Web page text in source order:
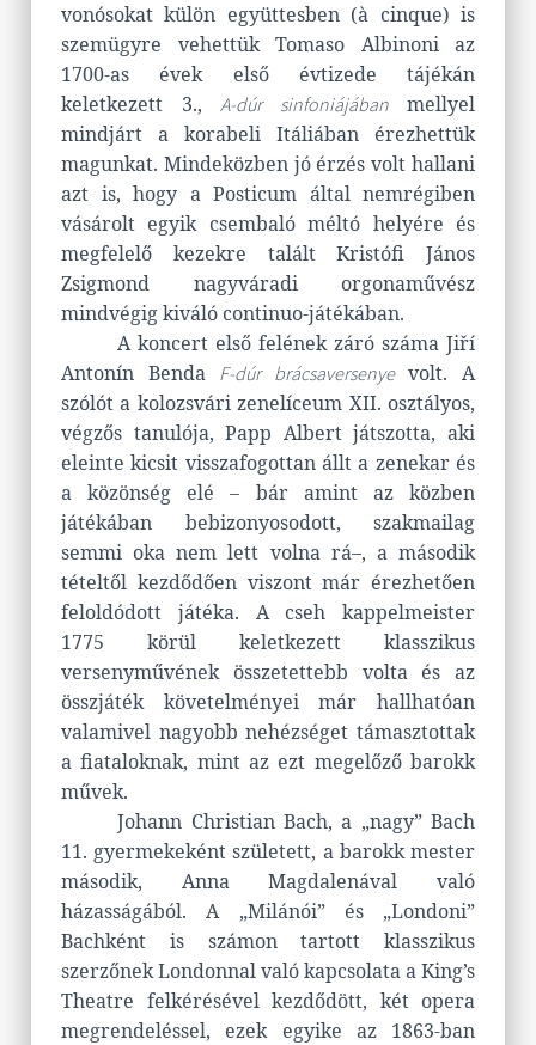
vonósokat külön együttesben (à cinque) is
szemügyre vehettük Tomaso Albinoni az
1700-as évek első évtizede tájékán
keletkezett 3., A-dúr sinfoniájábanmellyel
mindjárt a korabeli Itáliában érezhettük
magunkat. Mindeközben jó érzés volt hallani
azt is, hogy a Posticum által nemrégiben
vásárolt egyik csembaló méltó helyére és
megfelelő kezekre talált Kristófi János
Zsigmond nagyváradi orgonaművész
mindvégig kiváló continuo-játékában.
A koncert első felének záró száma Jiří
Antonín Benda F-dúr brácsaversenyevolt. A
szólót a kolozsvári zenelíceum XII. osztályos,
végzős tanulója, Papp Albert játszotta, aki
eleinte kicsit visszafogottan állt a zenekar és
a közönség elé – bár amint az közben
játékában bebizonyosodott, szakmailag
semmi oka nem lett volna rá–, a második
tételtől kezdődően viszont már érezhetően
feloldódott játéka. A cseh kappelmeister
1775 körül keletkezett klasszikus
versenyművének összetettebb volta és az
összjáték követelményei már hallhatóan
valamivel nagyobb nehézséget támasztottak
a fiataloknak, mint az ezt megelőző barokk
művek.
Johann Christian Bach, a „nagy” Bach
11. gyermekeként született, a barokk mester
második, Anna Magdalenával való
házasságából. A „Milánói” és „Londoni”
Bachként is számon tartott klasszikus
szerzőnek Londonnal való kapcsolata a King’s
Theatre felkérésével kezdődött, két opera
megrendeléssel, ezek egyike az 1863-ban